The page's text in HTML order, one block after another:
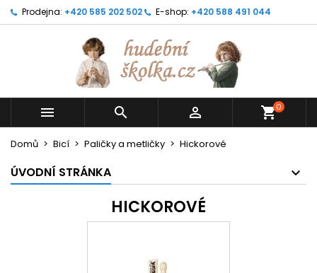
Prodejna: +420 585 202 502 E-shop: +420 588 491 044
   shopping_cart0
Domů Bicí Paličky a metličky Hickorové
ÚVODNÍ STRÁNKA
HICKOROVÉ